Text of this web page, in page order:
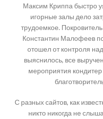
Максим Криппа быстро
игорные залы дело
трудоемкое.
Константин Малофеев
отошел от контроля
выяснилось, все
мероприятия
С разных сайтов, как
никто никогда не